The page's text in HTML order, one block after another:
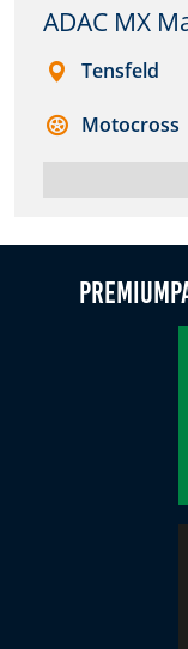
ADAC MX
Tensfeld
Motocross
DMSB
Zweck:
Cookies, die
Erstellung von
Besucher
Google